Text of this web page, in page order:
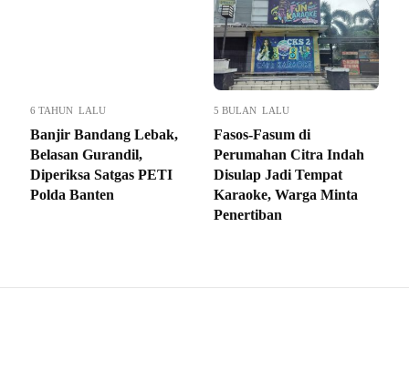
6 TAHUN LALU
Banjir Bandang Lebak,
Belasan Gurandil,
Diperiksa Satgas PETI
Polda Banten
5 BULAN LALU
Fasos-Fasum di
Perumahan Citra Indah
Disulap Jadi Tempat
Karaoke, Warga Minta
Penertiban